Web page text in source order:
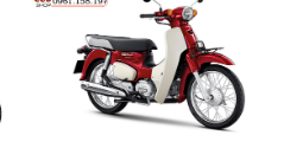
chiết
khấu
giá
tại
Việt
Nam